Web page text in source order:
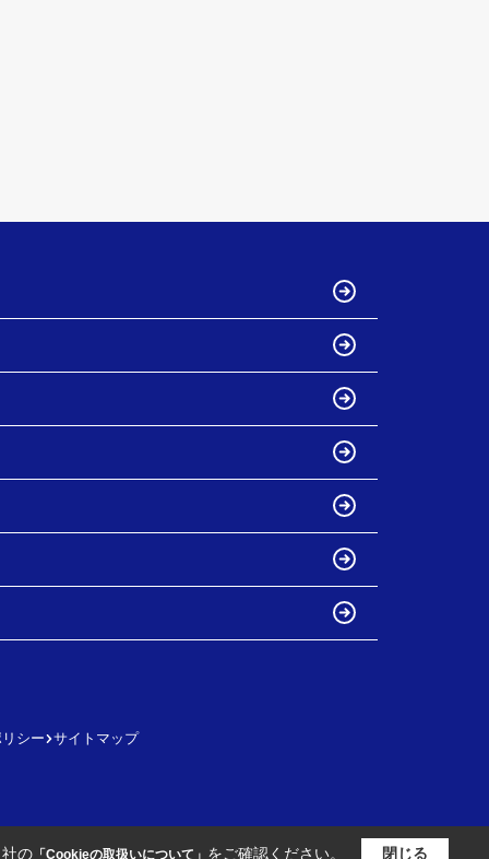
シー サイトマップ
の「Cookieの取扱いについて」 をご確認ください。 閉じる